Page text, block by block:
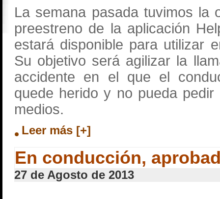
La semana pasada tuvimos la
preestreno de la aplicación
estará disponible para utilizar
Su objetivo será agilizar la
accidente en el que el
quede herido y no pueda
medios.
Leer más [+]
En conducción,
27 de Agosto de 2013